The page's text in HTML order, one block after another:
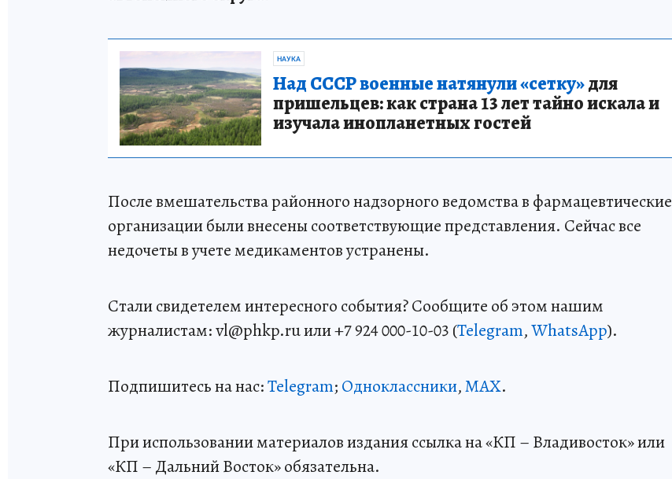
НАУКА
Над СССР военные натянули «сетку»для
пришельцев: как страна 13 лет тайно искала и
изучала инопланетных гостей
После вмешательства районного надзорного ведомства в фармацевтические
организации были внесены соответствующие представления. Сейчас все
недочеты в учете медикаментов устранены.
Стали свидетелем интересного события? Сообщите об этом нашим
журналистам: vl@phkp.ru или +7 924 000-10-03 (Telegram,WhatsApp).
Подпишитесь на нас:Telegram; Одноклассники,MAX.
При использовании материалов издания ссылка на «КП – Владивосток» или
«КП – Дальний Восток» обязательна.